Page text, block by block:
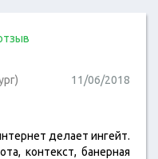
11/06/2018
делает ингейт.
контекст, банерная